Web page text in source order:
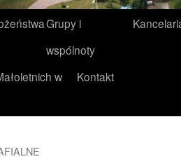
Grupy i
wspólnoty
w
Kontakt